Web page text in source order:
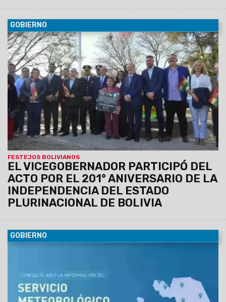
GOBIERNO
FESTEJOS BOLIVIANOS
EL VICEGOBERNADOR PARTICIPÓ DEL
ACTO POR EL 201° ANIVERSARIO DE LA
INDEPENDENCIA DEL ESTADO
PLURINACIONAL DE BOLIVIA
07/08/2026 Antonio Marocco acompañó la
conmemoración del Consulado de Bolivia en Salta, donde se
destacó la histórica hermandad entre ambos pueblos y el
aporte de la comunidad boliviana al desarrollo de la provincia.
GOBIERNO